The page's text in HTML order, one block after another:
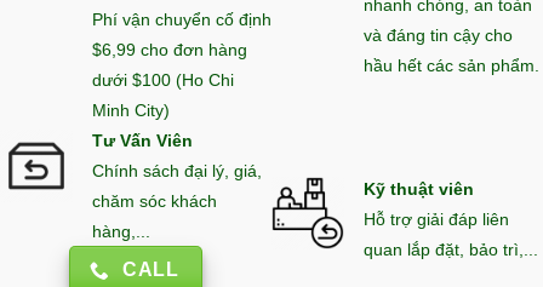
Phí vận chuyển cố định
$6,99 cho đơn hàng
dưới $100 (Ho Chi
Minh City)
nhanh chóng, an toàn
và đáng tin cậy cho
hầu hết các sản phẩm.
Tư Vấn Viên
Chính sách đại lý, giá,
chăm sóc khách
hàng,...
CALL
Kỹ thuật viên
Hỗ trợ giải đáp liên
quan lắp đặt, bảo trì,...